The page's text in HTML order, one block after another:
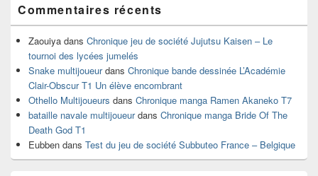
Commentaires récents
Zaouiya dans Chronique jeu de société Jujutsu Kaisen – Le
tournoi des lycées jumelés
Snake multijoueurdans Chronique bande dessinée L’Académie
Clair-Obscur T1 Un élève encombrant
Othello Multijoueurs dans Chronique manga Ramen Akaneko T7
bataille navale multijoueurdans Chronique manga Bride Of The
Death God T1
Eubben dans Test du jeu de société Subbuteo France – Belgique